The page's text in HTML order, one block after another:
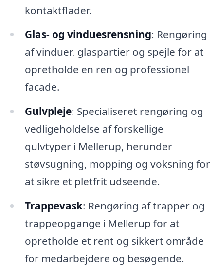
kontaktflader.
Glas- og vinduesrensning: Rengøring
af vinduer, glaspartier og spejle for at
opretholde en ren og professionel
facade.
Gulvpleje: Specialiseret rengøring og
vedligeholdelse af forskellige
gulvtyper i Mellerup, herunder
støvsugning, mopping og voksning for
at sikre et pletfrit udseende.
Trappevask: Rengøring af trapper og
trappeopgange i Mellerup for at
opretholde et rent og sikkert område
for medarbejdere og besøgende.